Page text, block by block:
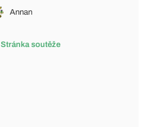
Annan
Stránka soutěže